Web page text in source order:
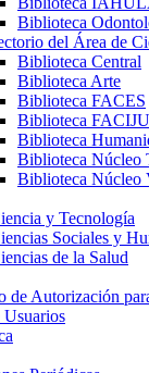
Biblioteca
del Área de
Biblioteca Central
Biblioteca Arte
Biblioteca FACES
Biblioteca
Biblioteca
Biblioteca Núcleo
Biblioteca Núcleo
y Tecnología
Sociales y
de la Salud
de Autorización
Usuarios